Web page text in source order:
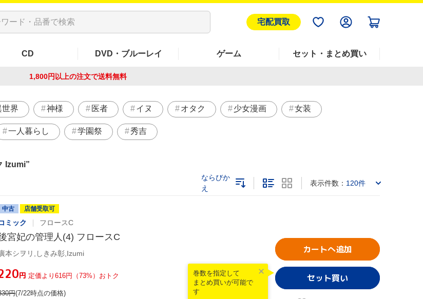
宅配買取
CD DVD・ブルーレイ ゲーム セット・まとめ買い
1,800円以上の注文で送料無料
世界 神様 医者 イヌ オタク 少女漫画 女装
一人暮らし 学園祭 秀吉
Izumi
ならびか
え
表示件数： 120件
中古 店舗受取可
ミック フロースC
宮妃の管理人(4) フロースC
本シヲリ,しきみ彰,Izumi
円 定価より616円（73%）おトク
円(7/22時点の価格)
カートへ追加
巻数を指定して
まとめ買いが可能で
す